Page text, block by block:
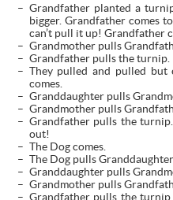
Grandfather planted a
bigger. Grandfather comes
can’t pull it up! Grandfather
Grandmother pulls
Grandfather pulls the turnip.
They pulled and pulled but
comes.
Granddaughter pulls
Grandmother pulls
Grandfather pulls the
out!
The Dog comes.
The Dog pulls Granddaughter,
Granddaughter pulls
Grandmother pulls
Grandfather pulls the